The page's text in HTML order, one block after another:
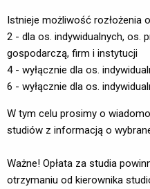
Istnieje możliwość rozłożenia
2 - dla os. indywidualnych, os.
gospodarczą, firm i instytucji
4 - wyłącznie dla os.
6 - wyłącznie dla os.
W tym celu prosimy o
studiów z informacją o
Ważne! Opłata za studia
otrzymaniu od kierownika